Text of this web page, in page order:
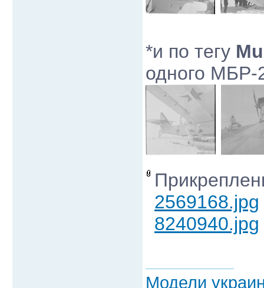
*и по тегу
одного МБР-
2569168.jpg
8240940.jpg
Модели